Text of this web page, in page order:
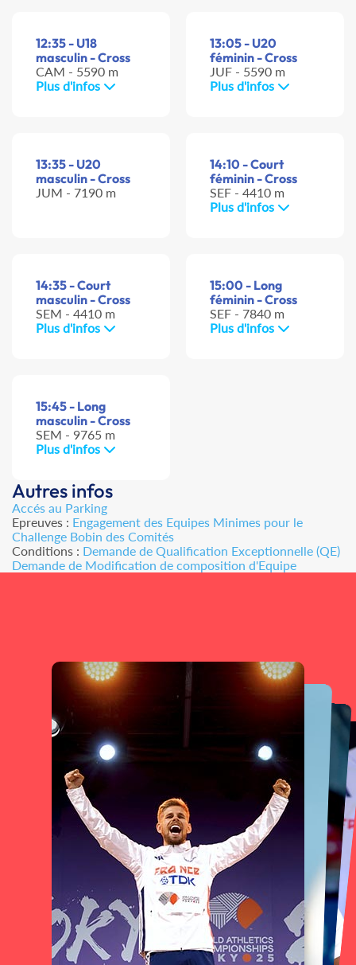
12:35 - U18
masculin - Cross
CAM - 5590 m
Plus d'infos
13:05 - U20
féminin - Cross
JUF - 5590 m
Plus d'infos
13:35 - U20
masculin - Cross
JUM - 7190 m
14:10 - Court
féminin - Cross
SEF - 4410 m
Plus d'infos
14:35 - Court
masculin - Cross
SEM - 4410 m
Plus d'infos
15:00 - Long
féminin - Cross
SEF - 7840 m
Plus d'infos
15:45 - Long
masculin - Cross
SEM - 9765 m
Plus d'infos
Autres infos
Accés au Parking
Epreuves : Engagement des Equipes Minimes pour le
Challenge Bobin des Comités
Conditions : Demande de Qualification Exceptionnelle (QE)
Demande de Modification de composition d'Equipe